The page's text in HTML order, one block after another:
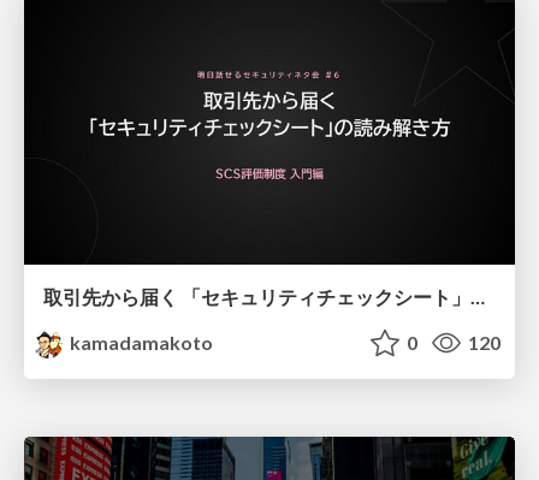
kamadamakoto
0 120